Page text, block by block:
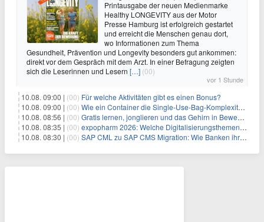
Printausgabe der neuen Medienmarke
Healthy LONGEVITY aus der Motor
Presse Hamburg ist erfolgreich gestartet
und erreicht die Menschen genau dort,
wo Informationen zum Thema
Gesundheit, Prävention und Longevity besonders gut ankommen:
direkt vor dem Gespräch mit dem Arzt. In einer Befragung zeigten
sich die Leserinnen und Lesern […] (00)
vor 1 Stunde
10.08. 09:00 | (00) Für welche Aktivitäten gibt es einen Bonus?
10.08. 09:00 | (00) Wie ein Container die Single-Use-Bag-Komplexität reduziert
10.08. 08:56 | (00) Gratis lernen, jonglieren und das Gehirn in Bewegung bringen
10.08. 08:35 | (00) expopharm 2026: Welche Digitalisierungsthemen Apotheken betreffen
10.08. 08:30 | (00) SAP CML zu SAP CMS Migration: Wie Banken ihr Sicherheitenmanagement für SAP S/4HANA modernisieren und regulatorische Anforderungen erfüllen